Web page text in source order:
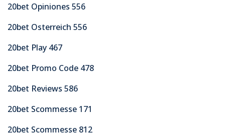
20bet Opiniones 556
20bet Osterreich 556
20bet Play 467
20bet Promo Code 478
20bet Reviews 586
20bet Scommesse 171
20bet Scommesse 812